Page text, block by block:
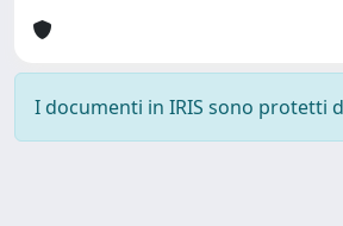
I documenti in IRIS sono protetti